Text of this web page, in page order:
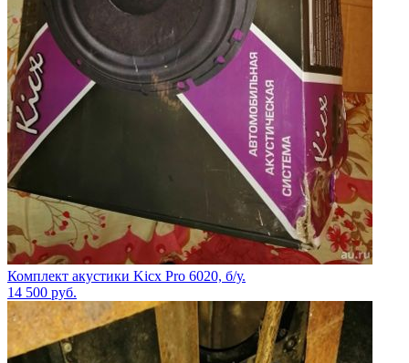
Комплект акустики Kicx Pro 6020, б/у.
14 500 руб.